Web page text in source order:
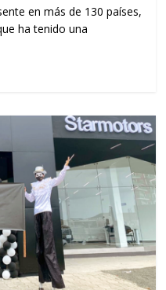
en más de 130 países,
ha tenido una